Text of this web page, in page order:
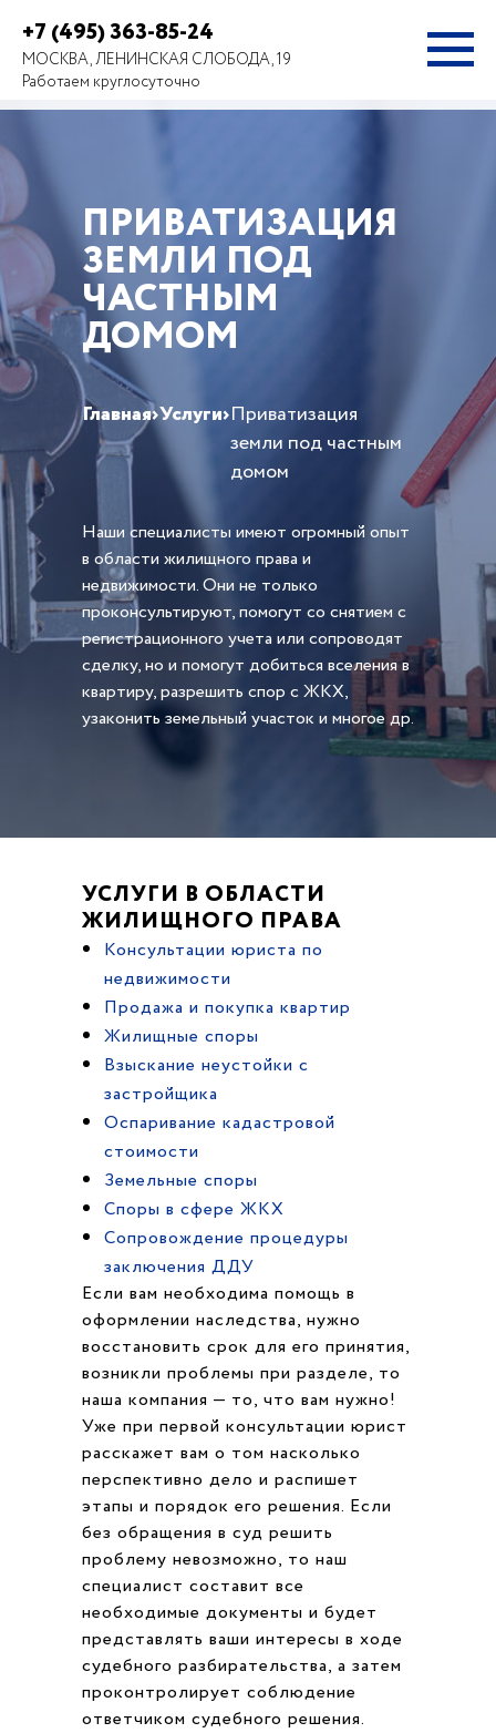
+7 (495) 363-85-24
МОСКВА, ЛЕНИНСКАЯ СЛОБОДА, 19
Работаем круглосуточно
ПРИВАТИЗАЦИЯ
ЗЕМЛИ ПОД
ЧАСТНЫМ
ДОМОМ
Главная›Услуги›Приватизация
земли под частным
домом
Наши специалисты имеют огромный опыт
в области жилищного права и
недвижимости. Они не только
проконсультируют, помогут со снятием с
регистрационного учета или сопроводят
сделку, но и помогут добиться вселения в
квартиру, разрешить спор с ЖКХ,
узаконить земельный участок и многое др.
УСЛУГИ В ОБЛАСТИ
ЖИЛИЩНОГО ПРАВА
Консультации юриста по
недвижимости
Продажа и покупка квартир
Жилищные споры
Взыскание неустойки с
застройщика
Оспаривание кадастровой
стоимости
Земельные споры
Споры в сфере ЖКХ
Cопровождение процедуры
заключения ДДУ
Если вам необходима помощь в
оформлении наследства, нужно
восстановить срок для его принятия,
возникли проблемы при разделе, то
наша компания — то, что вам нужно!
Уже при первой консультации юрист
расскажет вам о том насколько
перспективно дело и распишет
этапы и порядок его решения. Если
без обращения в суд решить
проблему невозможно, то наш
специалист составит все
необходимые документы и будет
представлять ваши интересы в ходе
судебного разбирательства, а затем
проконтролирует соблюдение
ответчиком судебного решения.